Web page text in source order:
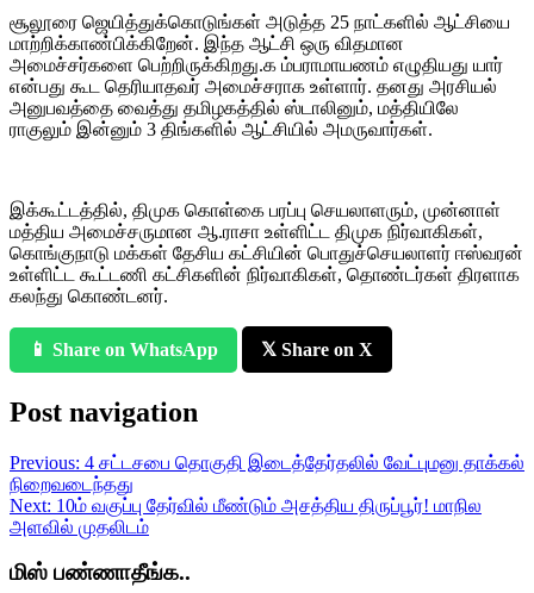
சூலூரை ஜெயித்துக்கொடுங்கள் அடுத்த 25 நாட்களில் ஆட்சியை
மாற்றிக்காண்பிக்கிறேன். இந்த ஆட்சி ஒரு விதமான
அமைச்சர்களை பெற்றிருக்கிறது.க ம்பராமாயணம் எழுதியது யார்
என்பது கூட தெரியாதவர் அமைச்சராக உள்ளார். தனது அரசியல்
அனுபவத்தை வைத்து தமிழகத்தில் ஸ்டாலினும், மத்தியிலே
ராகுலும் இன்னும் 3 திங்களில் ஆட்சியில் அமருவார்கள்.
இக்கூட்டத்தில், திமுக கொள்கை பரப்பு செயலாளரும், முன்னாள்
மத்திய அமைச்சருமான ஆ.ராசா உள்ளிட்ட திமுக நிர்வாகிகள்,
கொங்குநாடு மக்கள் தேசிய கட்சியின் பொதுச்செயலாளர் ஈஸ்வரன்
உள்ளிட்ட கூட்டணி கட்சிகளின் நிர்வாகிகள், தொண்டர்கள் திரளாக
கலந்து கொண்டனர்.
📱 Share on WhatsApp 𝕏 Share on X
Post navigation
Previous: 4 சட்டசபை தொகுதி இடைத்தேர்தலில் வேட்புமனு தாக்கல்
நிறைவடைந்தது
Next: 10ம் வகுப்பு தேர்வில் மீண்டும் அசத்திய திருப்பூர்! மாநில
அளவில் முதலிடம்
மிஸ் பண்ணாதீங்க..